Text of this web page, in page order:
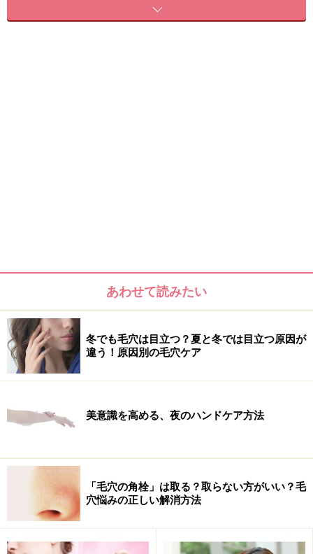
撃退術その2.日常の何気ない「クセ」をや
あわせて読みたい
冬でも毛穴は目立つ？夏と冬では目立つ原因が
違う！原因別の毛穴ケア
美意識を高める、夜のハンドケア方法
「毛穴の角栓」は取る？取らない方がいい？毛
穴悩みの正しい解消方法